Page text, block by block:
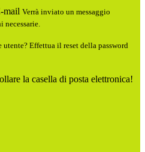
mail Verrà inviato un messaggio
Effettua il reset della password
la casella di posta elettronica!